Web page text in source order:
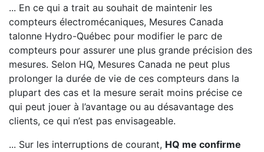
... En ce qui a trait au souhait de maintenir les
compteurs électromécaniques, Mesures Canada
talonne Hydro-Québec pour modifier le parc de
compteurs pour assurer une plus grande précision des
mesures. Selon HQ, Mesures Canada ne peut plus
prolonger la durée de vie de ces compteurs dans la
plupart des cas et la mesure serait moins précise ce
qui peut jouer à l’avantage ou au désavantage des
clients, ce qui n’est pas envisageable.
... Sur les interruptions de courant, HQ me confirme